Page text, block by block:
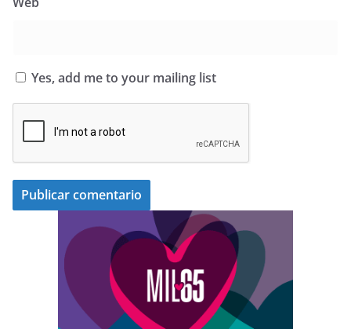
Yes, add me to your mailing list